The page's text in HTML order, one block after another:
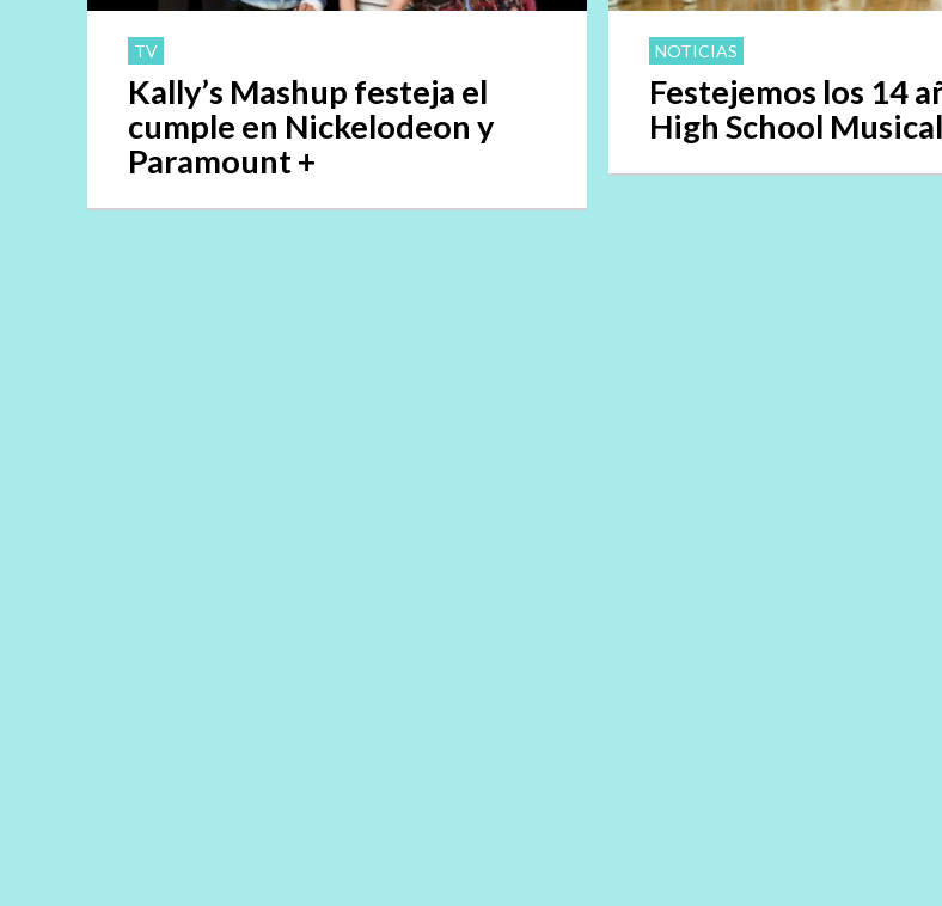
TV
Kally’s Mashup festeja el
cumple en Nickelodeon y
Paramount +
NOTICIAS
Festejemos los 14
High School Musical